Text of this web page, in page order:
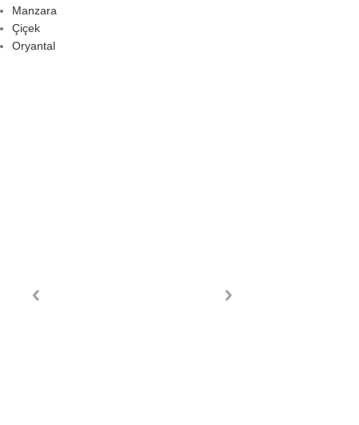
Manzara
Çiçek
Oryantal